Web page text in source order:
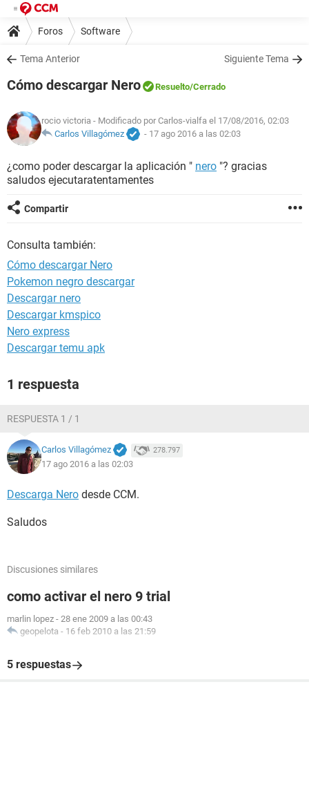
Foros Software
Tema Anterior Siguiente Tema
Cómo descargar Nero Resuelto/Cerrado
rocio victoria - Modificado por Carlos-vialfa el 17/08/2016, 02:03
Carlos Villagómez
- 17 ago 2016 a las 02:03
¿como poder descargar la aplicación " nero "? gracias
saludos ejecutaratentamentes
Compartir
Consulta también:
Cómo descargar Nero
Pokemon negro descargar
Descargar nero
Descargar kmspico
Nero express
Descargar temu apk
1 respuesta
RESPUESTA 1 / 1
Carlos Villagómez 278.797
17 ago 2016 a las 02:03
Descarga Nero desde CCM.
Saludos
Discusiones similares
como activar el nero 9 trial
marlin lopez - 28 ene 2009 a las 00:43
geopelota - 16 feb 2010 a las 21:59
5 respuestas